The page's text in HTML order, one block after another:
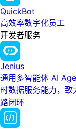
QuickBot
高效率数字化员工
开发者服务
Jenius
通用多智能体 AI
时数据服务能力，致
路闭环